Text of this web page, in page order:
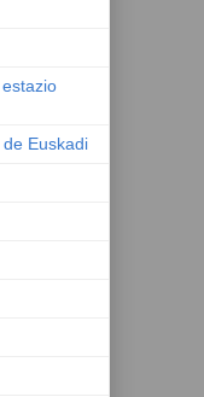
Euskadi